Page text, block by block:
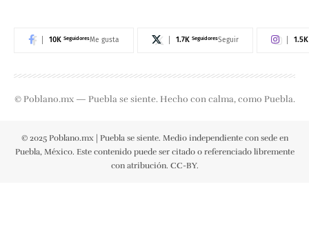
10K SeguidoresMe gusta 1.7K SeguidoresSeguir 1.5K
© Poblano.mx — Puebla se siente. Hecho con calma, como Puebla.
© 2025 Poblano.mx | Puebla se siente. Medio independiente con sede en
Puebla, México. Este contenido puede ser citado o referenciado libremente
con atribución. CC-BY.